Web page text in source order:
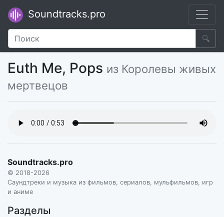
Soundtracks.pro
🔍
Euth Me, Pops из Королевы живых
мертвецов
Soundtracks.pro
© 2018-2026
Саундтреки и музыка из фильмов, сериалов, мульфильмов, игр
и аниме
Разделы